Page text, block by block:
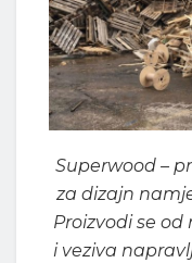
Superwood –
za dizajn
Proizvodi se
i veziva